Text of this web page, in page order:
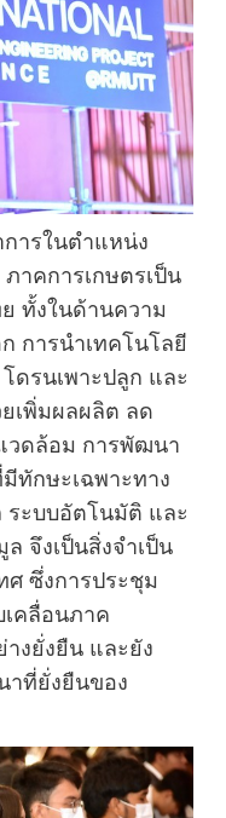
ารในตำแหน่ง
าคการเกษตรเป็น
ทั้งในด้านความ
การนำเทคโนโลยี
ดรนเพาะปลูก และ
เพิ่มผลผลิต ลด
วดล้อม การพัฒนา
ทักษะเฉพาะทาง
ระบบอัตโนมัติ และ
จึงเป็นสิ่งจำเป็น
ศ ซึ่งการประชุม
คลื่อนภาค
างยั่งยืน และยัง
าที่ยั่งยืนของ